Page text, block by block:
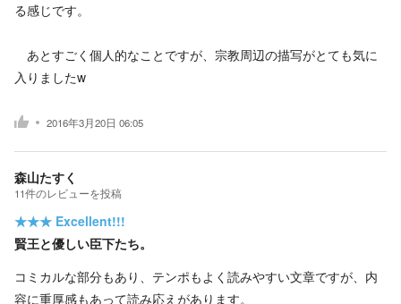
る感じです。
あとすごく個人的なことですが、宗教周辺の描写がとても気に
入りましたw
2016年3月20日 06:05
森山たすく
11件のレビューを投稿
★★★ Excellent!!!
賢王と優しい臣下たち。
コミカルな部分もあり、テンポもよく読みやすい文章ですが、内
容に重厚感もあって読み応えがあります。